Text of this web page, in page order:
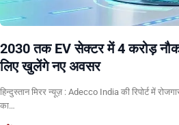
2030 तक EV सेक्टर में 4 करोड़
लिए खुलेंगे नए अवसर
हिन्दुस्तान मिरर न्यूज़ : Adecco India की रिपोर्ट में
का…